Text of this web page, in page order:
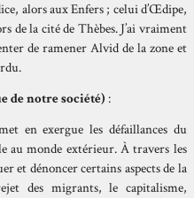
alors aux Enfers ; celui d’Œdipe,
de la cité de Thèbes. J’ai vraiment
de ramener Alvid de la zone et
de notre société) :
en exergue les défaillances du
au monde extérieur. À travers les
et dénoncer certains aspects de la
des migrants, le capitalisme,